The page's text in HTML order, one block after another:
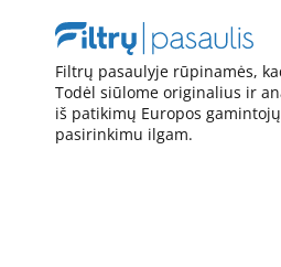
Filtrų pasaulyje rūpinamės,
Todėl siūlome originalius ir
iš patikimų Europos
pasirinkimu ilgam.